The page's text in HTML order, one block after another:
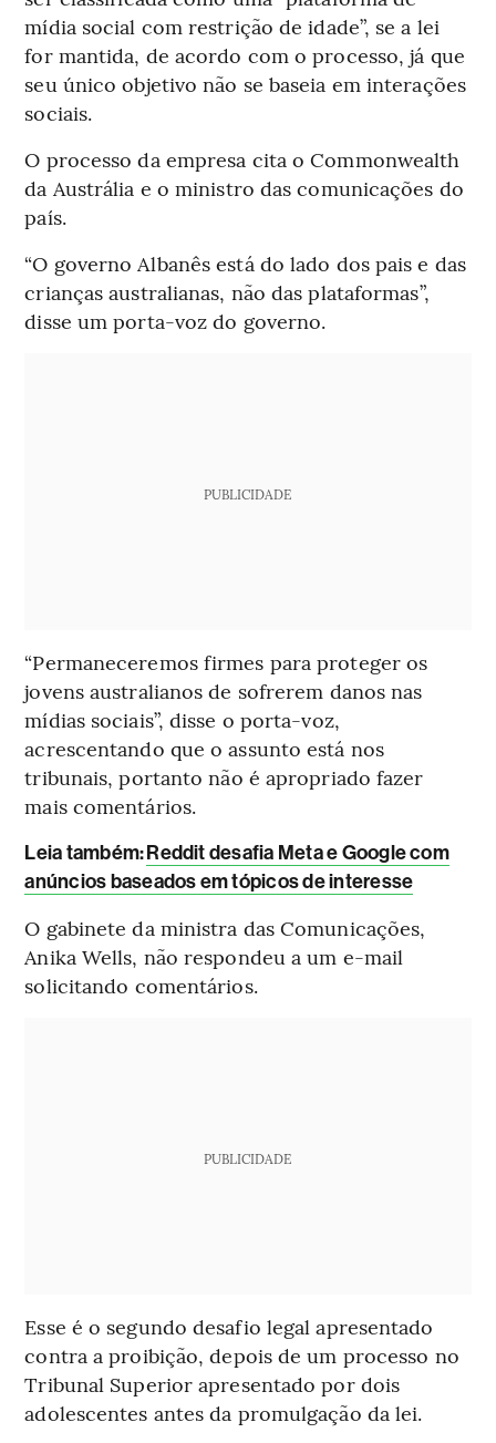
mídia social com restrição de idade”, se a lei
for mantida, de acordo com o processo, já que
seu único objetivo não se baseia em interações
sociais.
O processo da empresa cita o Commonwealth
da Austrália e o ministro das comunicações do
país.
“O governo Albanês está do lado dos pais e das
crianças australianas, não das plataformas”,
disse um porta-voz do governo.
PUBLICIDADE
“Permaneceremos firmes para proteger os
jovens australianos de sofrerem danos nas
mídias sociais”, disse o porta-voz,
acrescentando que o assunto está nos
tribunais, portanto não é apropriado fazer
mais comentários.
Leia também:Reddit desafia Meta e Google com
anúncios baseados em tópicos de interesse
O gabinete da ministra das Comunicações,
Anika Wells, não respondeu a um e-mail
solicitando comentários.
PUBLICIDADE
Esse é o segundo desafio legal apresentado
contra a proibição, depois de um processo no
Tribunal Superior apresentado por dois
adolescentes antes da promulgação da lei.